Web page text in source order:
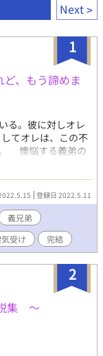
Next
1
ど、もう諦めま
る。彼に対しオレ
てオレは、この不
。 懊悩する義弟の
。美形で穏やかな
マイナス思考の義
登録日 2022.5.11
義兄弟
受け 完結
2
集 〜